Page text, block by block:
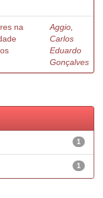
na
Aggio,
Carlos
Eduardo
Gonçalves
1
1